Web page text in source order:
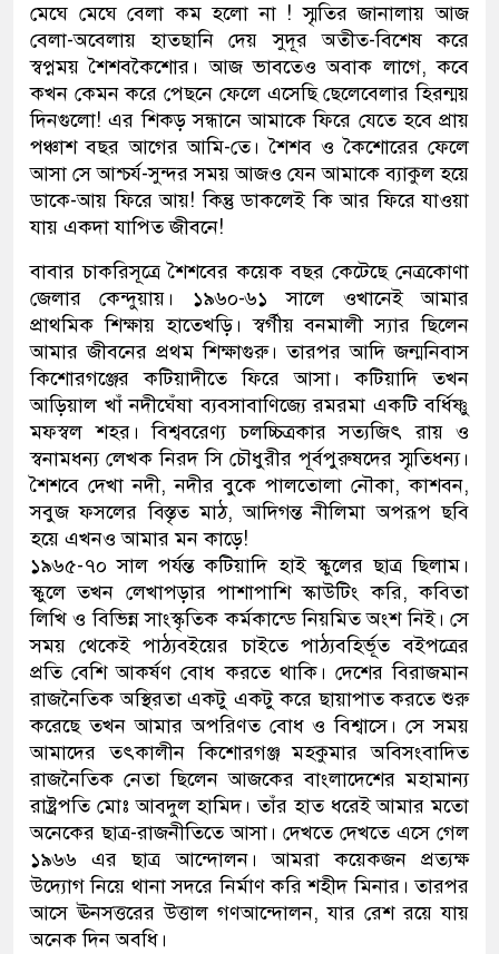
মেঘে মেঘে বেলা কম হলো না ! স্মৃতির জানালায় আজ
বেলা-অবেলায় হাতছানি দেয় সুদূর অতীত-বিশেষ করে
স্বপ্নময় শৈশবকৈশোর। আজ ভাবতেও অবাক লাগে, কবে
কখন কেমন করে পেছনে ফেলে এসেছি ছেলেবেলার হিরন্ময়
দিনগুলো! এর শিকড় সন্ধানে আমাকে ফিরে যেতে হবে প্রায়
পঞ্চাশ বছর আগের আমি-তে। শৈশব ও কৈশোরের ফেলে
আসা সে আশ্চর্য-সুন্দর সময় আজও যেন আমাকে ব্যাকুল হয়ে
ডাকে-আয় ফিরে আয়! কিন্তু ডাকলেই কি আর ফিরে যাওয়া
যায় একদা যাপিত জীবনে!
বাবার চাকরিসূত্রে শৈশবের কয়েক বছর কেটেছে নেত্রকোণা
জেলার কেন্দুয়ায়। ১৯৬০-৬১ সালে ওখানেই আমার
প্রাথমিক শিক্ষায় হাতেখড়ি। স্বর্গীয় বনমালী স্যার ছিলেন
আমার জীবনের প্রথম শিক্ষাগুরু। তারপর আদি জন্মনিবাস
কিশোরগঞ্জের কটিয়াদীতে ফিরে আসা। কটিয়াদি তখন
আড়িয়াল খাঁ নদীঘেঁষা ব্যবসাবাণিজ্যে রমরমা একটি বর্ধিষ্ণু
মফস্বল শহর। বিশ্ববরেণ্য চলচ্চিত্রকার সত্যজিৎ রায় ও
স্বনামধন্য লেখক নিরদ সি চৌধুরীর পূর্বপুরুষদের স্মৃতিধন্য।
শৈশবে দেখা নদী, নদীর বুকে পালতোলা নৌকা, কাশবন,
সবুজ ফসলের বিস্তৃত মাঠ, আদিগন্ত নীলিমা অপরূপ ছবি
হয়ে এখনও আমার মন কাড়ে!
১৯৬৫-৭০ সাল পর্যন্ত কটিয়াদি হাই স্কুলের ছাত্র ছিলাম।
স্কুলে তখন লেখাপড়ার পাশাপাশি স্কাউটিং করি, কবিতা
লিখি ও বিভিন্ন সাংস্কৃতিক কর্মকান্ডে নিয়মিত অংশ নিই। সে
সময় থেকেই পাঠ্যবইয়ের চাইতে পাঠ্যবহির্ভূত বইপত্রের
প্রতি বেশি আকর্ষণ বোধ করতে থাকি। দেশের বিরাজমান
রাজনৈতিক অস্থিরতা একটু একটু করে ছায়াপাত করতে শুরু
করেছে তখন আমার অপরিণত বোধ ও বিশ্বাসে। সে সময়
আমাদের তৎকালীন কিশোরগঞ্জ মহকুমার অবিসংবাদিত
রাজনৈতিক নেতা ছিলেন আজকের বাংলাদেশের মহামান্য
রাষ্ট্রপতি মোঃ আবদুল হামিদ। তাঁর হাত ধরেই আমার মতো
অনেকের ছাত্র-রাজনীতিতে আসা। দেখতে দেখতে এসে গেল
১৯৬৬ এর ছাত্র আন্দোলন। আমরা কয়েকজন প্রত্যক্ষ
উদ্যোগ নিয়ে থানা সদরে নির্মাণ করি শহীদ মিনার। তারপর
আসে ঊনসত্তরের উত্তাল গণআন্দোলন, যার রেশ রয়ে যায়
অনেক দিন অবধি।